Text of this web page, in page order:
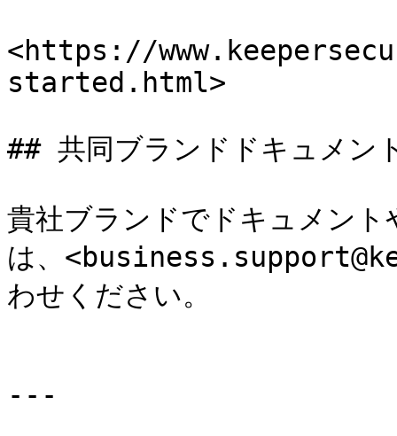
<https://
started.html>
## 共同ブランドドキュメン
貴社ブランドでドキュメン
は、
わせください。
---